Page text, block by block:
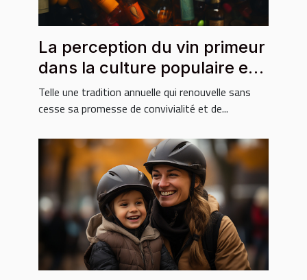
La perception du vin primeur
dans la culture populaire et
médiatique
Telle une tradition annuelle qui renouvelle sans
cesse sa promesse de convivialité et de...